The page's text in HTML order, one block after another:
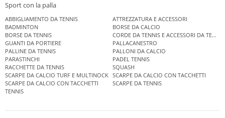
Sport con la palla
ABBIGLIAMENTO DA TENNIS
ATTREZZATURA E ACCESSORI
BADMINTON
BORSE DA CALCIO
BORSE DA TENNIS
CORDE DA TENNIS E ACCESSORI DA TENNIS
GUANTI DA PORTIERE
PALLACANESTRO
PALLINE DA TENNIS
PALLONI DA CALCIO
PARASTINCHI
PADEL TENNIS
RACCHETTE DA TENNIS
SQUASH
SCARPE DA CALCIO TURF E MULTINOCK SCARPE DA CALCIO CON TACCHETTI
SCARPE DA CALCIO CON TACCHETTI
SCARPE DA TENNIS
TENNIS